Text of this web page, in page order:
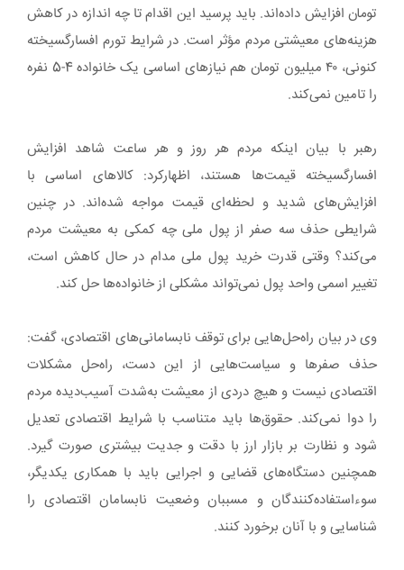
تومان افزایش داده‌اند. باید پرسید این اقدام تا چه اندازه در کاهش
هزینه‌های معیشتی مردم مؤثر است. در شرایط تورم افسارگسیخته
کنونی، ۴۰ میلیون تومان هم نیازهای اساسی یک خانواده 4-5 نفره
را تامین نمی‌کند.
رهبر با بیان اینکه مردم هر روز و هر ساعت شاهد افزایش
افسارگسیخته قیمت‌ها هستند، اظهارکرد: کالاهای اساسی با
افزایش‌های شدید و لحظه‌ای قیمت مواجه شده‌اند. در چنین
شرایطی حذف سه صفر از پول ملی چه کمکی به معیشت مردم
می‌کند؟ وقتی قدرت خرید پول ملی مدام در حال کاهش است،
تغییر اسمی واحد پول نمی‌تواند مشکلی از خانواده‌ها حل کند.
وی در بیان راه‌حل‌هایی برای توقف نابسامانی‌های اقتصادی، گفت:
حذف صفرها و سیاست‌هایی از این دست، راه‌حل مشکلات
اقتصادی نیست و هیچ دردی از معیشت به‌شدت آسیب‌دیده مردم
را دوا نمی‌کند. حقوق‌ها باید متناسب با شرایط اقتصادی تعدیل
شود و نظارت بر بازار ارز با دقت و جدیت بیشتری صورت گیرد.
همچنین دستگاه‌های قضایی و اجرایی باید با همکاری یکدیگر،
سوءاستفاده‌کنندگان و مسببان وضعیت نابسامان اقتصادی را
شناسایی و با آنان برخورد کنند.